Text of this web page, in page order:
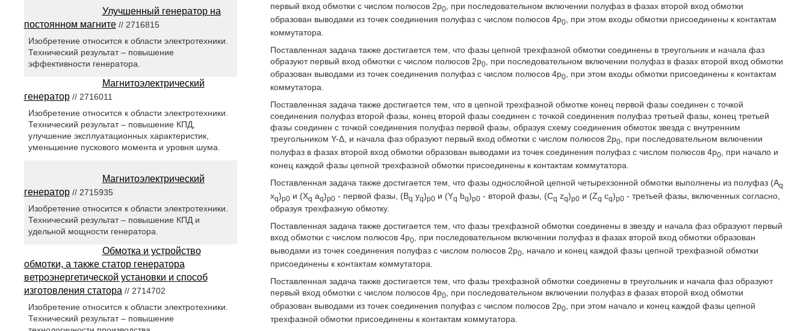
первый вход обмотки с числом полюсов 2р0
, при последовательном включении полуфаз в фазах второй вход обмотки
образован выводами из точек соединения полуфаз с числом полюсов 4р0
, при этом входы обмотки присоединены к контактам
коммутатора.
Поставленная задача также достигается тем, что фазы цепной трехфазной обмотки соединены в треугольник и начала фаз
образуют первый вход обмотки с числом полюсов 2р0
, при последовательном включении полуфаз в фазах второй вход обмотки
образован выводами из точек соединения полуфаз с числом полюсов 4р0, при этом входы обмотки присоединены к контактам
коммутатора.
Поставленная задача также достигается тем, что в цепной трехфазной обмотке конец первой фазы соединен с точкой
соединения полуфаз второй фазы, конец второй фазы соединен с точкой соединения полуфаз третьей фазы, конец третьей
фазы соединен с точкой соединения полуфаз первой фазы, образуя схему соединения обмоток звезда с внутренним
треугольником Y-Δ, и начала фаз образуют первый вход обмотки с числом полюсов 2р0
, при последовательном включении
полуфаз в фазах второй вход обмотки образован выводами из точек соединения полуфаз с числом полюсов 4р0
, при начало и
конец каждой фазы цепной трехфазной обмотки присоединены к контактам коммутатора.
Поставленная задача также достигается тем, что фазы однослойной цепной четырехзонной обмотки выполнены из полуфаз (Aq
xq)p0 и (Xq aq)p0 - первой фазы, (Bq yq)p0 и (Yq bq)p0 - второй фазы, (Cq zq)p0 и (Zq cq)p0 - третьей фазы, включенных согласно,
образуя трехфазную обмотку.
Поставленная задача также достигается тем, что фазы трехфазной обмотки соединены в звезду и начала фаз образуют первый
вход обмотки с числом полюсов 4р0, при последовательном включении полуфаз в фазах второй вход обмотки образован
выводами из точек соединения полуфаз с числом полюсов 2р0
, начало и конец каждой фазы цепной трехфазной обмотки
присоединены к контактам коммутатора.
Поставленная задача также достигается тем, что фазы трехфазной обмотки соединены в треугольник и начала фаз образуют
первый вход обмотки с числом полюсов 4р0
, при последовательном включении полуфаз в фазах второй вход обмотки
образован выводами из точек соединения полуфаз с числом полюсов 2р0
, при этом начало и конец каждой фазы цепной
трехфазной обмотки присоединены к контактам коммутатора.
Улучшенный генератор на
постоянном магните// 2716815
Изобретение относится к области электротехники.
Технический результат – повышение
эффективности генератора.
Магнитоэлектрический
генератор// 2716011
Изобретение относится к области электротехники.
Технический результат – повышение КПД,
улучшение эксплуатационных характеристик,
уменьшение пускового момента и уровня шума.
Магнитоэлектрический
генератор// 2715935
Изобретение относится к области электротехники.
Технический результат – повышение КПД и
удельной мощности генератора.
Обмотка и устройство
обмотки, а также статор генератора
ветроэнергетической установки и способ
изготовления статора// 2714702
Изобретение относится к области электротехники.
Технический результат – повышение